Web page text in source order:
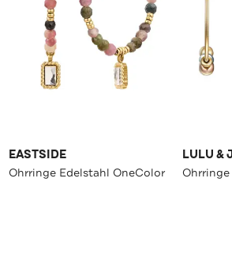
EASTSIDE
Ohrringe Edelstahl OneColor
LULU &